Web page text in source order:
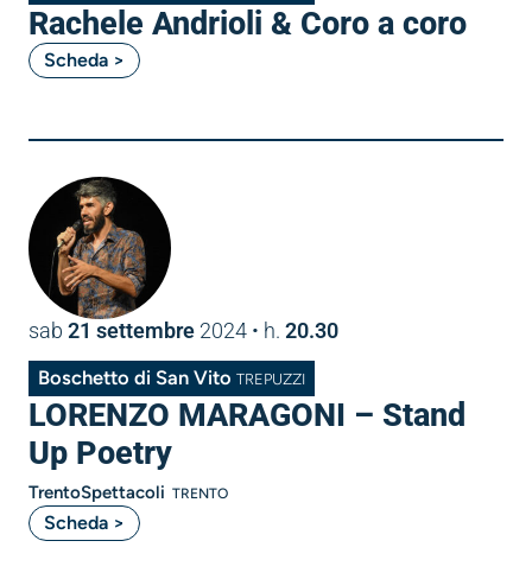
Rachele Andrioli & Coro a coro
Scheda >
sab 21 settembre 2024 • h. 20.30
Boschetto di San Vito TREPUZZI
LORENZO MARAGONI – Stand
Up Poetry
TrentoSpettacoli TRENTO
Scheda >